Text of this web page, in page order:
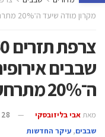
מקרון מודה שיעד ה־20% מתרחק
שבבים
ה־20% מתרחק
מאת אבי בליזובסקי
28 מאי 2026
‫שבבים‬, עיקר החדשות